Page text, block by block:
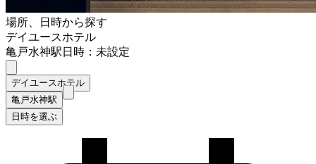
場所、日時から探す
デイユースホテル
亀戸水神駅日時：未設定
デイユースホテル
亀戸水神駅
日時を選ぶ